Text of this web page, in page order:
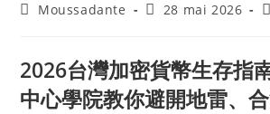
Moussadante 28 mai 2026
2026台灣加密貨幣生存指
中心學院教你避開地雷、